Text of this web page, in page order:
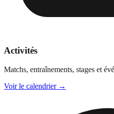
Activités
Matchs, entraînements, stages et
Voir le calendrier→